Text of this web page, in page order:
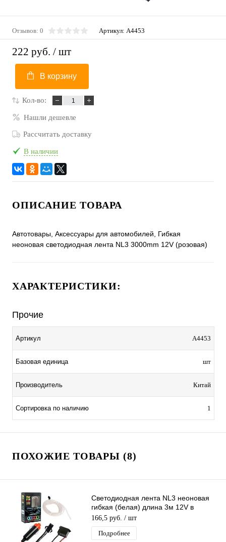
Отзывов: 0 Артикул: A4453
222 руб. / шт
В корзину
Кол-во:
Нашли дешевле
Рассчитать доставку
В наличии
ОПИСАНИЕ ТОВАРА
Автотовары, Аксессуары для автомобилей, Гибкая
неоновая светодиодная лента NL3 3000mm 12V (розовая)
ХАРАКТЕРИСТИКИ:
Прочие
Артикул A4453
Базовая единица шт
Производитель Китай
Сортировка по наличию 1
ПОХОЖИЕ ТОВАРЫ (8)
Светодиодная лента NL3 неоновая
гибкая (белая) длина 3м 12V в
автомобиль
166,5 руб. / шт
Подробнее